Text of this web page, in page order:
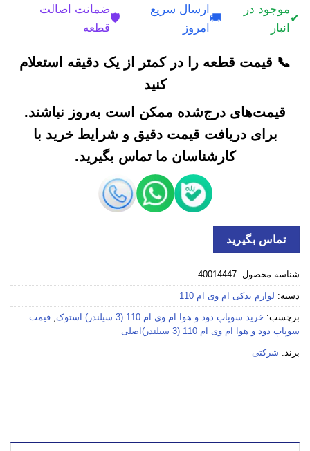
✔
موجود در
انبار
🚚
ارسال سریع
امروز
🛡️
ضمانت اصالت
قطعه
📞 قیمت قطعه را در کمتر از یک دقیقه استعلام
کنید
قیمت‌های درج‌شده ممکن است به‌روز نباشند.
برای دریافت قیمت دقیق و شرایط خرید با
کارشناسان ما تماس بگیرید.
تماس بگیرید
شناسه محصول: 40014447
دسته: لوازم یدکی ام وی ام 110
برچسب: خرید سوپاپ دود و هوا ام وی ام 110 (3 سیلندر) استوک , قیمت
سوپاپ دود و هوا ام وی ام 110 (3 سیلندر)اصلی
برند: شرکتی